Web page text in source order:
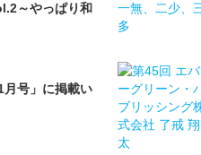
～やっぱり和
月号」に掲載い